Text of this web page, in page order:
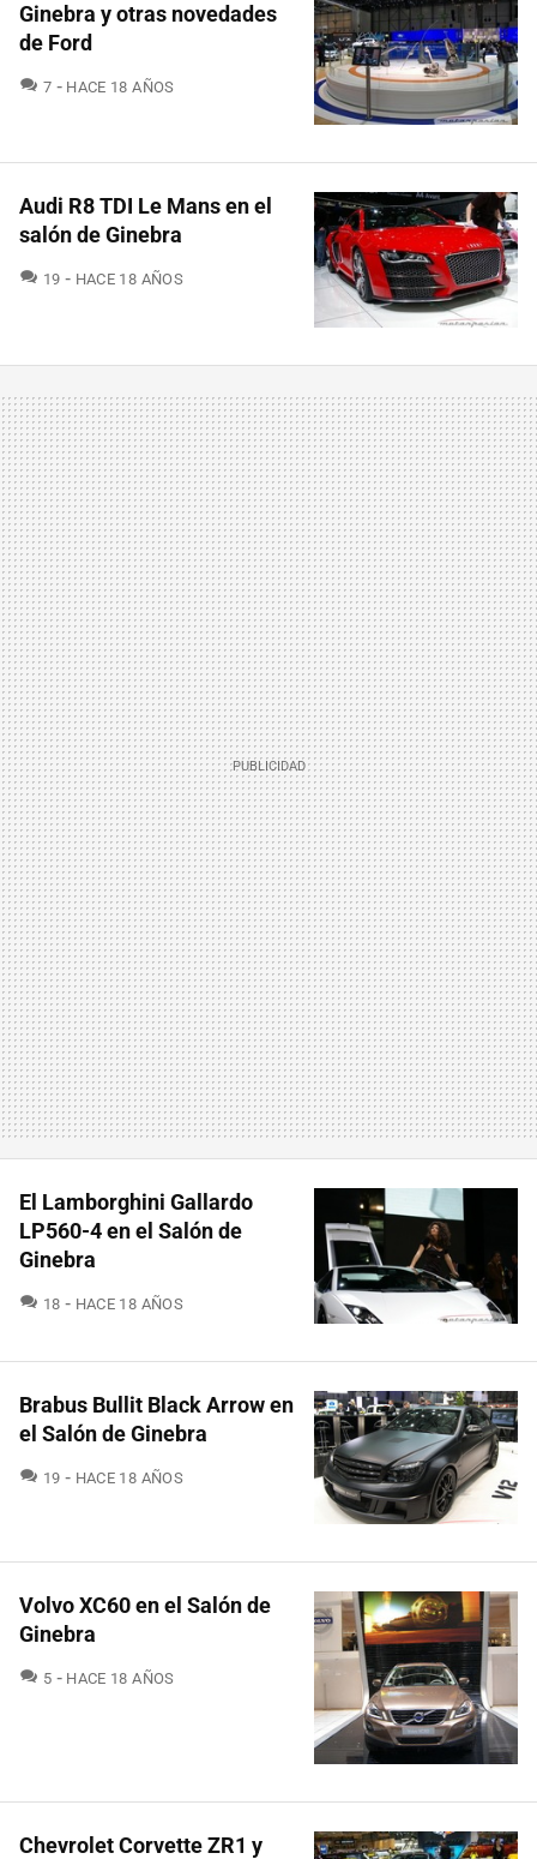
Ginebra y otras novedades
de Ford
7 COMENTARIOS
HACE 18 AÑOS
Audi R8 TDI Le Mans en el
salón de Ginebra
19 COMENTARIOS
HACE 18 AÑOS
El Lamborghini Gallardo
LP560-4 en el Salón de
Ginebra
18 COMENTARIOS
HACE 18 AÑOS
Brabus Bullit Black Arrow en
el Salón de Ginebra
19 COMENTARIOS
HACE 18 AÑOS
Volvo XC60 en el Salón de
Ginebra
5 COMENTARIOS
HACE 18 AÑOS
Chevrolet Corvette ZR1 y